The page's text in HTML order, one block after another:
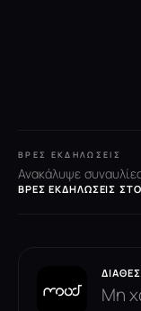
ΒΡΕΣ ΕΚΔΗΛΏΣΕΙΣ
Ανακάλυψε
ΒΡΕΣ ΕΚΔΗΛΏΣΕΙΣ
Μη